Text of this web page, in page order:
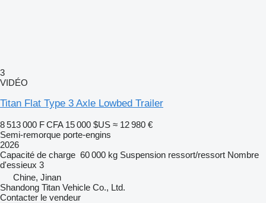
3
VIDÉO
Titan Flat Type 3 Axle Lowbed Trailer
8 513 000 F CFA 15 000 $US ≈ 12 980 €
Semi-remorque porte-engins
2026
Capacité de charge 60 000 kg Suspension ressort/ressort Nombre
d'essieux 3
Chine, Jinan
Shandong Titan Vehicle Co., Ltd.
Contacter le vendeur